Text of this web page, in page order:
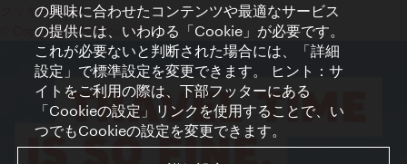
クッキーの設定
© Copyright WienTourismus
の興味に合わせたコンテンツや最適なサービス
の提供には、いわゆる「Cookie」が必要です。
これが必要ないと判断された場合には、「詳細
設定」で標準設定を変更できます。 ヒント：サ
イトをご利用の際は、下部フッターにある
「Cookieの設定」リンクを使用することで、い
つでもCookieの設定を変更できます。